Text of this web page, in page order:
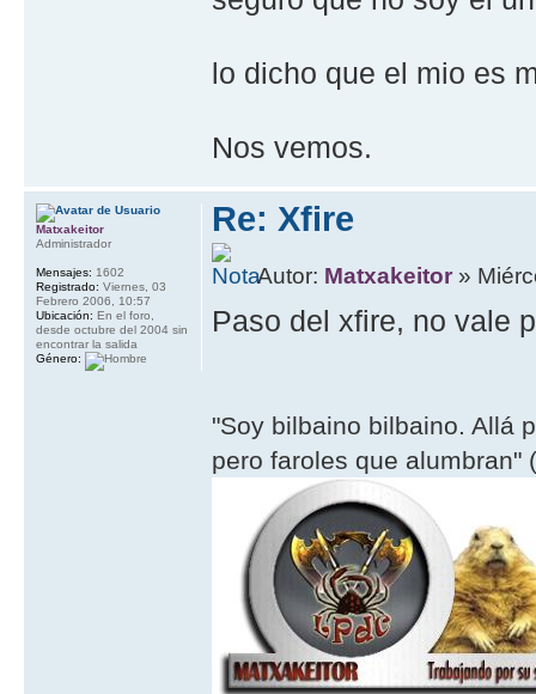
lo dicho que el mio es
Nos vemos.
Re: Xfire
Autor: Matxakeitor »
Paso del xfire, no vale
"Soy bilbaino bilbaino. Allá
pero faroles que alumbran"
Matxakeitor
Administrador
Mensajes: 1602
Registrado: Viernes, 03
Febrero 2006, 10:57
Ubicación: En el foro,
desde octubre del 2004 sin
encontrar la salida
Género: